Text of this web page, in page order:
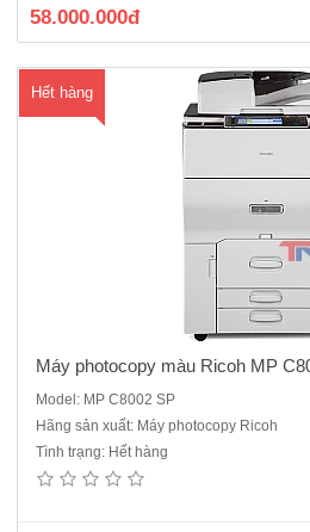
58.000.000đ
Hết hàng
Máy photocopy màu Ricoh MP
Model: MP C8002 SP
Hãng sản xuất: Máy photocopy Ricoh
Tình trạng: Hết hàng
Máy photocopy Canon IR 2206N ( Hàng
hình chuẩn : copy/in mạng/scan màu/in
trợ Tiếng Việt.- Khổ gấy tối đa : A3.- Tốc